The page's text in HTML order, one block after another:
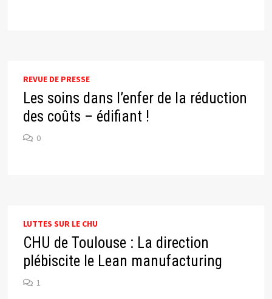
REVUE DE PRESSE
Les soins dans l’enfer de la réduction
des coûts – édifiant !
0
LUTTES SUR LE CHU
CHU de Toulouse : La direction
plébiscite le Lean manufacturing
1